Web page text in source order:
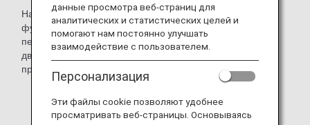
Насладитесь максимальным комфортом и
функциональностью новых кресел для пассажиров
первого класса. Каждое кресло отделено от прохода
дверцей, чтобы у пассажиров было собственное личное
пространство.
могут быть изменены без предварительного
уведомления.
данные просмотра веб-страниц для
аналитических и статистических целей и
помогают нам постоянно улучшать
взаимодействие с пользователем.
Персонализация
Эти файлы cookie позволяют удобнее
просматривать веб-страницы. Основываясь